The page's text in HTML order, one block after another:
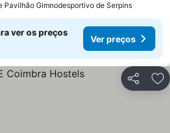
Pavilhão Gimnodesportivo de Serpins
ver os preços
Ver preços
Partilhar